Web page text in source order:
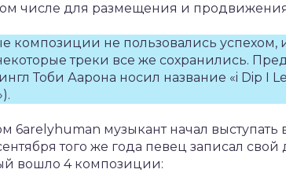
числе для размещения и
композиции не пользовались успехом,
треки все же сохранились.
Тоби Аарона носил название «i Dip I
музыкант начал выступать
того же года певец записал
вошло 4 композиции: